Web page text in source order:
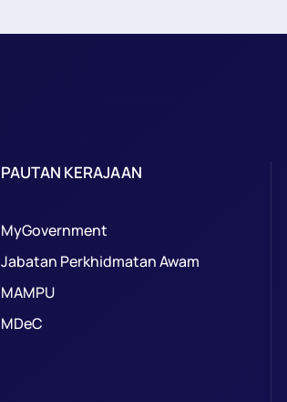
PAUTAN KERAJAAN
MyGovernment
Jabatan Perkhidmatan Awam
MAMPU
MDeC